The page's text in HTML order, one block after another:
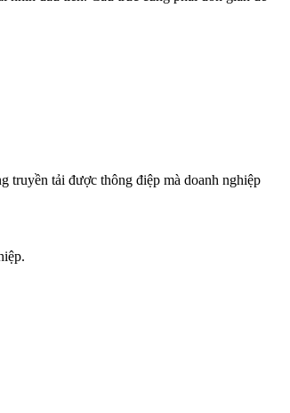
truyền tải được thông điệp mà doanh nghiệp